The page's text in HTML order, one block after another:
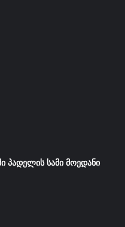
პადელის სამი მოედანი